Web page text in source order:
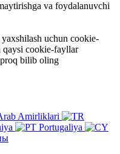
va foydalanuvchi
uchun cookie-
cookie-fayllar
bilib oling
Amirliklari
Portugaliya